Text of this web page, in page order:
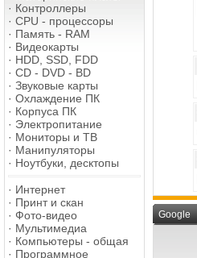
· Контроллеры
· CPU - процессоры
· Память - RAM
· Видеокарты
· HDD, SSD, FDD
· CD - DVD - BD
· Звуковые карты
· Охлаждение ПК
· Корпуса ПК
· Электропитание
· Мониторы и ТВ
· Манипуляторы
· Ноутбуки, десктопы
· Интернет
· Принт и скан
· Фото-видео
· Мультимедиа
· Компьютеры - общая
· Программное
Google